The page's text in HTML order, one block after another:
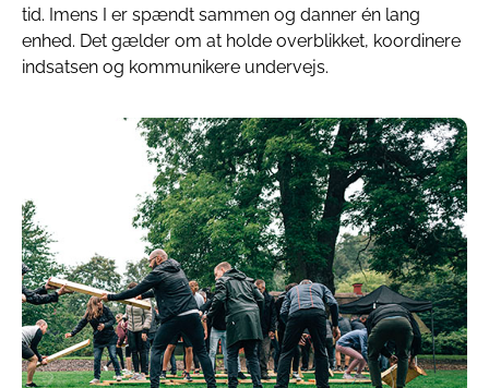
tid. Imens I er spændt sammen og danner én lang
enhed. Det gælder om at holde overblikket, koordinere
indsatsen og kommunikere undervejs.